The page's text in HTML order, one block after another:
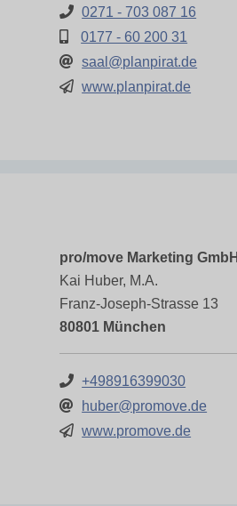
0271 - 703 087 16
0177 - 60 200 31
saal@planpirat.de
www.planpirat.de
pro/move Marketing GmbH
Kai Huber, M.A.
Franz-Joseph-Strasse 13
80801 München
+498916399030
huber@promove.de
www.promove.de